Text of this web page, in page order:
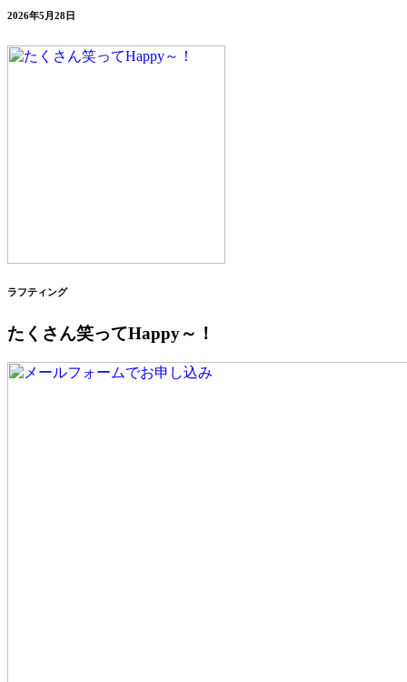
2026年5月28日
ラフティング
たくさん笑ってHappy～！